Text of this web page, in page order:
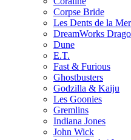
Corpse Bride
Les Dents de la Mer
DreamWorks
Dune
E.T.
Fast & Furious
Ghostbusters
Godzilla & Kaiju
Les Goonies
Gremlins
Indiana Jones
John Wick